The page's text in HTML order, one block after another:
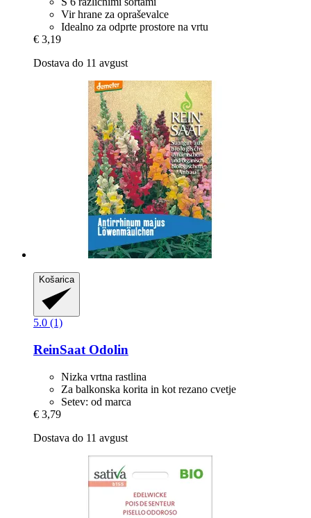
Vir hrane za opraševalce
Idealno za odprte prostore na vrtu
€ 3,19
Dostava do 11 avgust
Košarica
5.0 (1)
ReinSaat Odolin
Nizka vrtna rastlina
Za balkonska korita in kot rezano cvetje
Setev: od marca
€ 3,79
Dostava do 11 avgust